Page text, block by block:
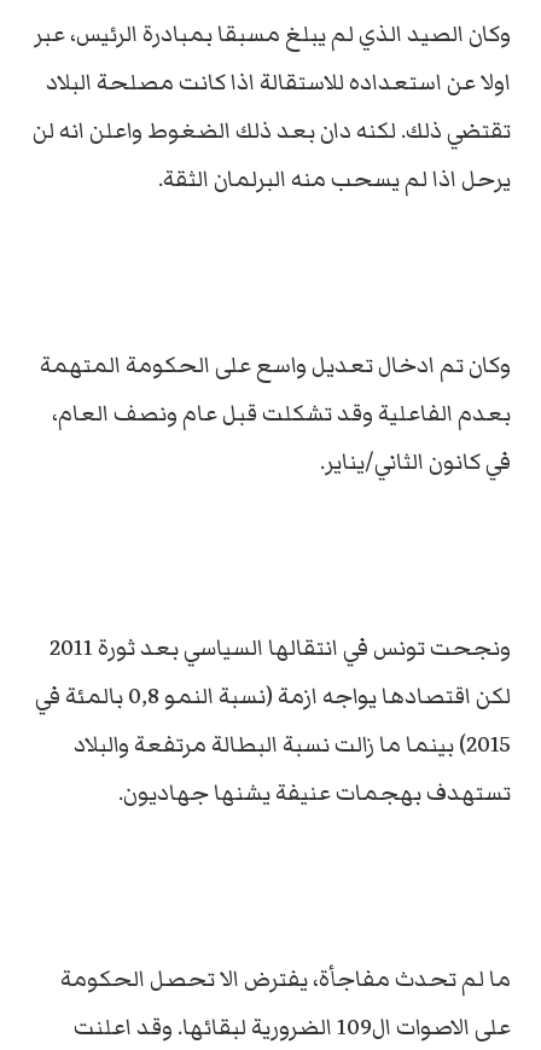
وكان الصيد الذي لم يبلغ مسبقا بمبادرة الرئيس، عبر
اولا عن استعداده للاستقالة اذا كانت مصلحة البلاد
تقتضي ذلك. لكنه دان بعد ذلك الضغوط واعلن انه لن
يرحل اذا لم يسحب منه البرلمان الثقة.
وكان تم ادخال تعديل واسع على الحكومة المتهمة
بعدم الفاعلية وقد تشكلت قبل عام ونصف العام،
في كانون الثاني/يناير.
ونجحت تونس في انتقالها السياسي بعد ثورة 2011
لكن اقتصادها يواجه ازمة (نسبة النمو 0,8 بالمئة في
2015) بينما ما زالت نسبة البطالة مرتفعة والبلاد
تستهدف بهجمات عنيفة يشنها جهاديون.
ما لم تحدث مفاجأة، يفترض الا تحصل الحكومة
على الاصوات ال109 الضرورية لبقائها. وقد اعلنت